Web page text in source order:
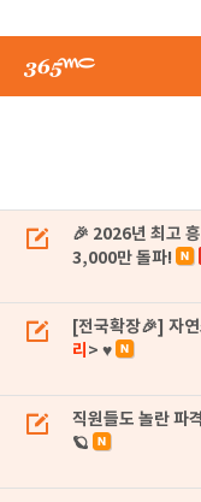
🎉 2026년 최고
3,000만 돌파!
[전국확장🎉] 자
리 > ♥
직원들도 놀란 파
🪐